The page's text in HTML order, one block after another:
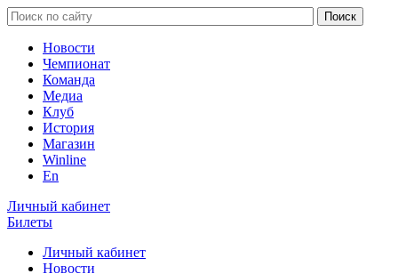
Новости
Чемпионат
Команда
Медиа
Клуб
История
Магазин
Winline
En
Личный кабинет
Билеты
Личный кабинет
Новости